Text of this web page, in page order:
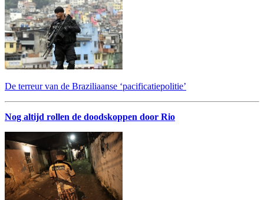
De terreur van de Braziliaanse ‘pacificatiepolitie’
Nog altijd rollen de doodskoppen door Rio